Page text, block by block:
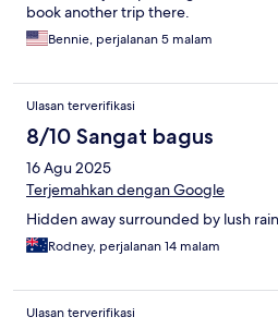
book another trip there.
Bennie, perjalanan 5 malam
Ulasan terverifikasi
8/10 Sangat bagus
16 Agu 2025
Terjemahkan dengan Google
Hidden away surrounded by lush
Rodney, perjalanan 14 malam
Ulasan terverifikasi